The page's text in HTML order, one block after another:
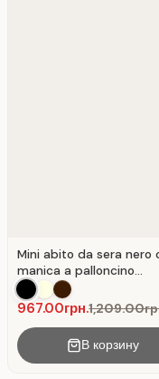
Mini abito da sera nero
manica a palloncino
asimmetrica Nero
967.00грн.
В корзину